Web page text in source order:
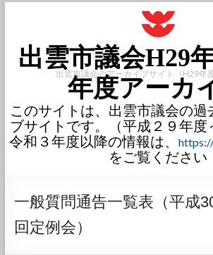
出雲市議会H29
年度アーカ
出雲市議会のアーカイブサイト（H29年
このサイトは、出雲市議会の過
ブサイトです。（平成２９年度
令和３年度以降の情報は、
をご覧ください
一般質問通告一覧表（平成
回定例会）